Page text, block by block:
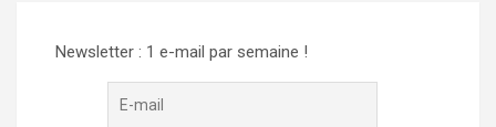
Newsletter : 1 e-mail par semaine !